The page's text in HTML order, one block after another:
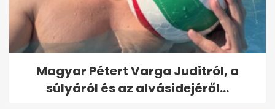
Magyar Pétert Varga Juditról, a
súlyáról és az alvásidejéről...